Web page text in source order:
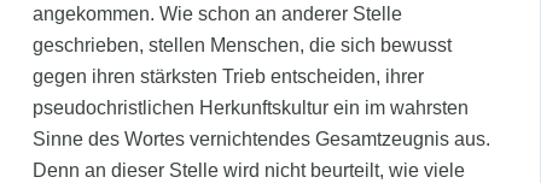
angekommen. Wie schon an anderer Stelle
geschrieben, stellen Menschen, die sich bewusst
gegen ihren stärksten Trieb entscheiden, ihrer
pseudochristlichen Herkunftskultur ein im wahrsten
Sinne des Wortes vernichtendes Gesamtzeugnis aus.
Denn an dieser Stelle wird nicht beurteilt, wie viele